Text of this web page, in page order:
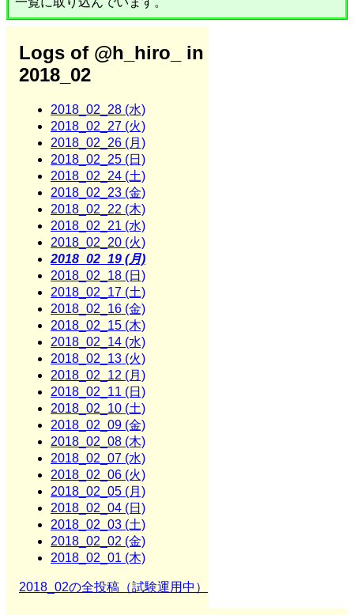
Logs of @h_hiro_ in
2018_02
2018_02_28 (水)
2018_02_27 (火)
2018_02_26 (月)
2018_02_25 (日)
2018_02_24 (土)
2018_02_23 (金)
2018_02_22 (木)
2018_02_21 (水)
2018_02_20 (火)
2018_02_19 (月)
2018_02_18 (日)
2018_02_17 (土)
2018_02_16 (金)
2018_02_15 (木)
2018_02_14 (水)
2018_02_13 (火)
2018_02_12 (月)
2018_02_11 (日)
2018_02_10 (土)
2018_02_09 (金)
2018_02_08 (木)
2018_02_07 (水)
2018_02_06 (火)
2018_02_05 (月)
2018_02_04 (日)
2018_02_03 (土)
2018_02_02 (金)
2018_02_01 (木)
2018_02の全投稿（試験運用中）